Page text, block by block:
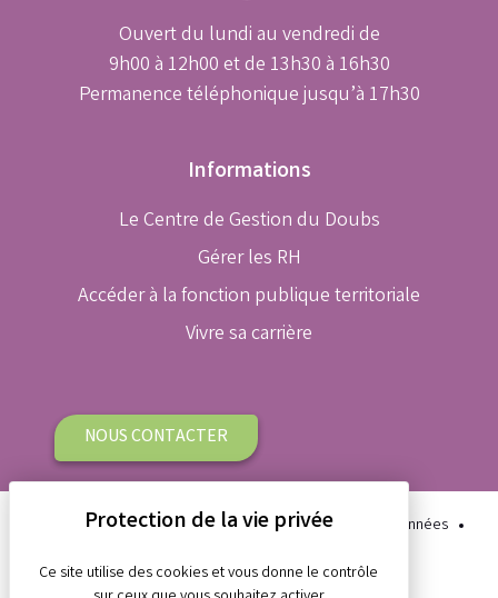
Ouvert du lundi au vendredi de
9h00 à 12h00 et de 13h30 à 16h30
Permanence téléphonique jusqu’à 17h30
Informations
Le Centre de Gestion du Doubs
Gérer les RH
Accéder à la fonction publique territoriale
Vivre sa carrière
NOUS CONTACTER
Plan du site Aide et accessibilité
Protection des données
Gestion des cookies
Mentions légales
Ce site utilise des cookies et vous donne le contrôle